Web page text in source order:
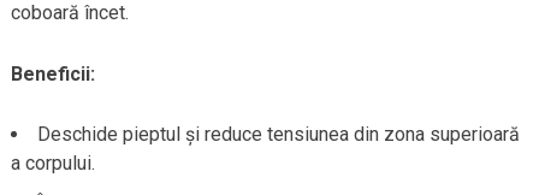
coboară încet.
Beneficii:
Deschide pieptul și reduce tensiunea din zona superioară
a corpului.